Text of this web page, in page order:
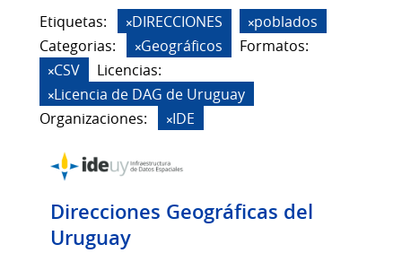
Etiquetas: DIRECCIONES
poblados
Categorias:
Geográficos
Formatos:
CSV
Licencias:
Licencia de DAG de Uruguay
Organizaciones:
IDE
Direcciones Geográficas del
Uruguay